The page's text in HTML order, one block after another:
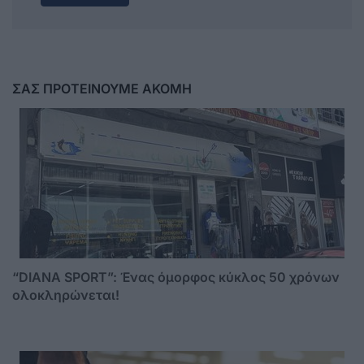
ΣΑΣ ΠΡΟΤΕΙΝΟΥΜΕ ΑΚΟΜΗ
“DIANA SPORT”: Ένας όμορφος κύκλος 50 χρόνων
ολοκληρώνεται!